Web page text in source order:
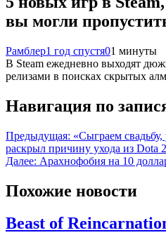
вы могли
Рамблер1 год спустя01 минуты
В Steam ежедневно выходят
релизами в поисках скрытых
Навигация по
Предыдущая: «Сыграем свадьбу,
раскрыл причину ухода из Dota 2
Далее: Арахнофобия на 10
Похожие новости
Beast of